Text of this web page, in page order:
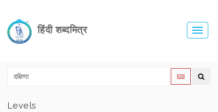
हिंदी शब्दमित्र
Levels